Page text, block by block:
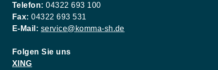
Telefon: 04322 693 100
Fax: 04322 693 531
E-Mail: service@komma-sh.de
Folgen Sie uns
XING